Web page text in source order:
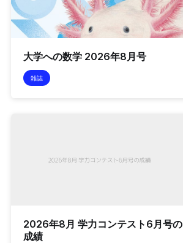
大学への数学 2026年8月号
雑誌
2026年8月 学力コンテスト6月号の
成績